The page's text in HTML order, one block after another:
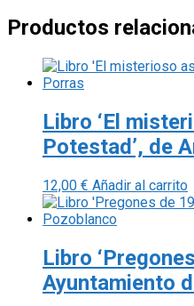
Productos
Libro ‘El
Potestad’, de
12,00 € Añadir al carrito
Libro
Ayuntamiento